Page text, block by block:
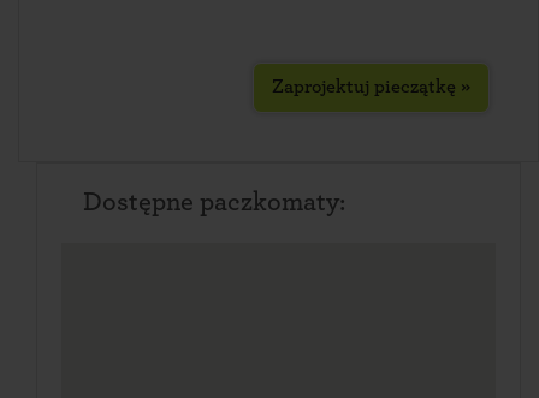
Zaprojektuj pieczątkę »
Dostępne paczkomaty: